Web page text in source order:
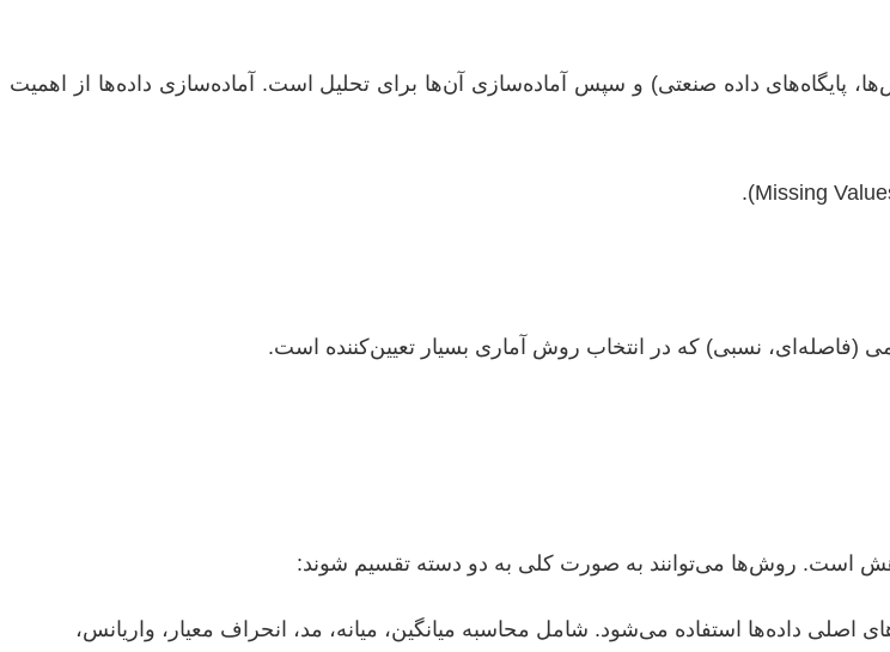
پایگاه‌های داده صنعتی) و سپس آماده‌سازی آن‌ها برای تحلیل است. آماده‌سازی داده‌ها از اهمیت
(فاصله‌ای، نسبی) که در انتخاب روش آماری بسیار تعیین‌کننده است.
است. روش‌ها می‌توانند به صورت کلی به دو دسته تقسیم شوند:
داده‌ها استفاده می‌شود. شامل محاسبه میانگین، میانه، مد، انحراف معیار، واریانس،